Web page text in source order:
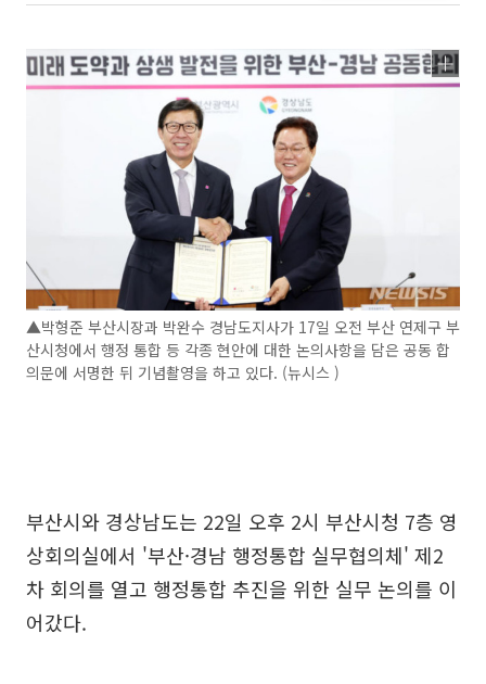
▲박형준 부산시장과 박완수 경남도지사가 17일 오전 부산 연제구 부
산시청에서 행정 통합 등 각종 현안에 대한 논의사항을 담은 공동 합
의문에 서명한 뒤 기념촬영을 하고 있다. (뉴시스 )
부산시와 경상남도는 22일 오후 2시 부산시청 7층 영
상회의실에서 '부산·경남 행정통합 실무협의체' 제2
차 회의를 열고 행정통합 추진을 위한 실무 논의를 이
어갔다.